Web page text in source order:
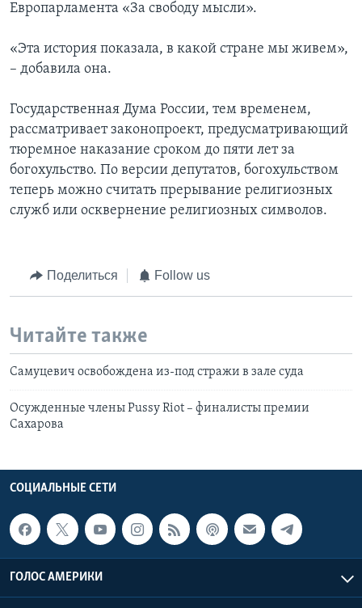
Европарламента «За свободу мысли».
«Эта история показала, в какой стране мы живем»,
– добавила она.
Государственная Дума России, тем временем,
рассматривает законопроект, предусматривающий
тюремное наказание сроком до пяти лет за
богохульство. По версии депутатов, богохульством
теперь можно считать прерывание религиозных
служб или осквернение религиозных символов.
Поделиться Follow us
Читайте также
Самуцевич освобождена из-под стражи в зале суда
Осужденные члены Pussy Riot – финалисты премии
Сахарова
СОЦИАЛЬНЫЕ СЕТИ
ГОЛОС АМЕРИКИ